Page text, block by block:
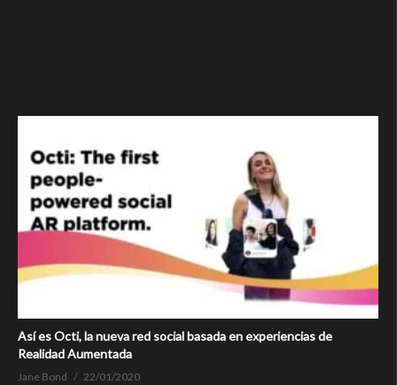
Así es Octi, la nueva red social basada en experiencias de
Realidad Aumentada
Jane Bond 22/01/2020